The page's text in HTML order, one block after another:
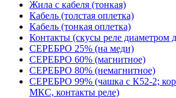
Жила с кабеля (тонкая)
Кабель (толстая оплетка)
Кабель (тонкая оплетка)
Контакты (скусы реле
СЕРЕБРО 25% (на меди)
СЕРЕБРО 60% (магнитное)
СЕРЕБРО 80% (немагнитное)
СЕРЕБРО 99% (чашка с К52-2;
МКС, контакты реле)